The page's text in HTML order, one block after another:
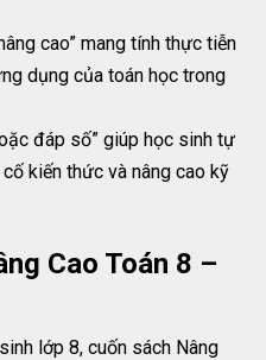
cao” mang tính thực tiễn
dụng của toán học trong
đáp số” giúp học sinh tự
kiến thức và nâng cao kỹ
Cao Toán 8 –
lớp 8, cuốn sách Nâng